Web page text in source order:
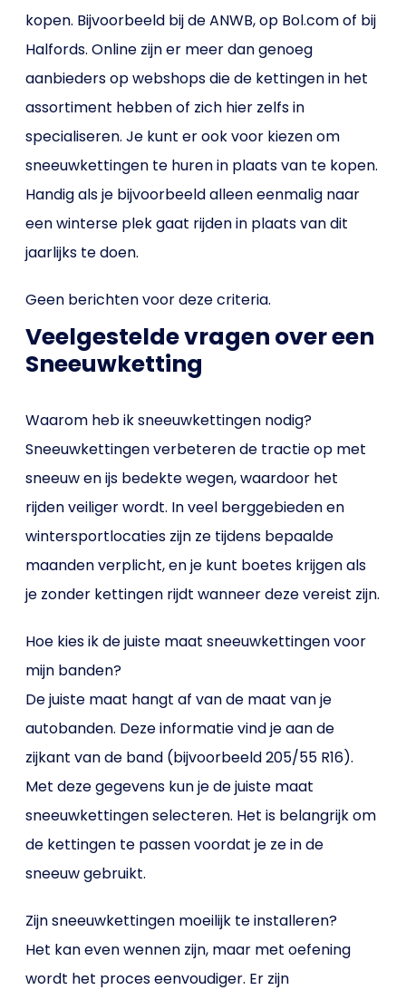
kopen. Bijvoorbeeld bij de ANWB, op Bol.com of bij
Halfords. Online zijn er meer dan genoeg
aanbieders op webshops die de kettingen in het
assortiment hebben of zich hier zelfs in
specialiseren. Je kunt er ook voor kiezen om
sneeuwkettingen te huren in plaats van te kopen.
Handig als je bijvoorbeeld alleen eenmalig naar
een winterse plek gaat rijden in plaats van dit
jaarlijks te doen.
Geen berichten voor deze criteria.
Veelgestelde vragen over een
Sneeuwketting
Waarom heb ik sneeuwkettingen nodig?
Sneeuwkettingen verbeteren de tractie op met
sneeuw en ijs bedekte wegen, waardoor het
rijden veiliger wordt. In veel berggebieden en
wintersportlocaties zijn ze tijdens bepaalde
maanden verplicht, en je kunt boetes krijgen als
je zonder kettingen rijdt wanneer deze vereist zijn.
Hoe kies ik de juiste maat sneeuwkettingen voor
mijn banden?
De juiste maat hangt af van de maat van je
autobanden. Deze informatie vind je aan de
zijkant van de band (bijvoorbeeld 205/55 R16).
Met deze gegevens kun je de juiste maat
sneeuwkettingen selecteren. Het is belangrijk om
de kettingen te passen voordat je ze in de
sneeuw gebruikt.
Zijn sneeuwkettingen moeilijk te installeren?
Het kan even wennen zijn, maar met oefening
wordt het proces eenvoudiger. Er zijn